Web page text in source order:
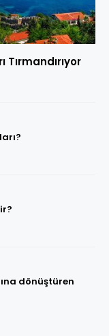
Tırmandırıyor
dönüştüren